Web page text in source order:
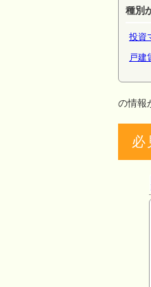
種別
投資
戸建
の情報
必